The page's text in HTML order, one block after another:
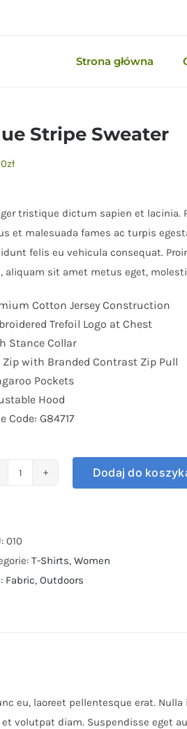
Strona główna
Stripe Sweater
zł
tristique dictum sapien et
et malesuada fames ac turpis
felis eu vehicula consequat.
aliquam sit amet metus eget,
Cotton Jersey Construction
Trefoil Logo at Chest
Stance Collar
Zip with Branded Contrast Zip Pull
Pockets
Hood
Code: G84717
Sweater
Dodaj do
010
T-Shirts, Women
Fabric, Outdoors
eu, laoreet pellentesque erat.
volutpat diam. Suspendisse eget